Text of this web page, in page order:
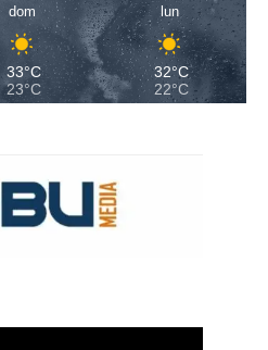
dom
33°C
23°C
lun
32°C
22°C